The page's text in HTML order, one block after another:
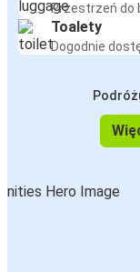
Przestrzeń do
Toalety
Dogodnie